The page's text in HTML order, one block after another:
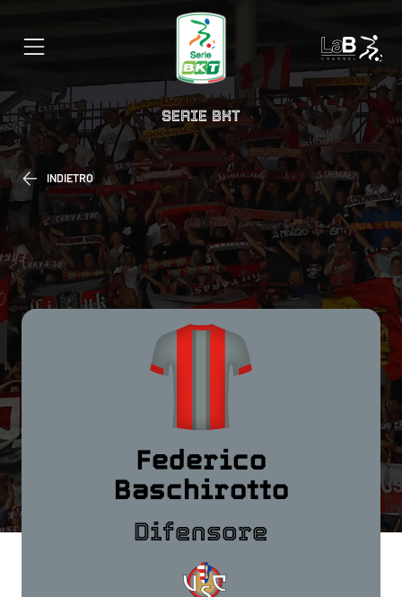
SERIE BKT
INDIETRO
Federico
Baschirotto
Difensore